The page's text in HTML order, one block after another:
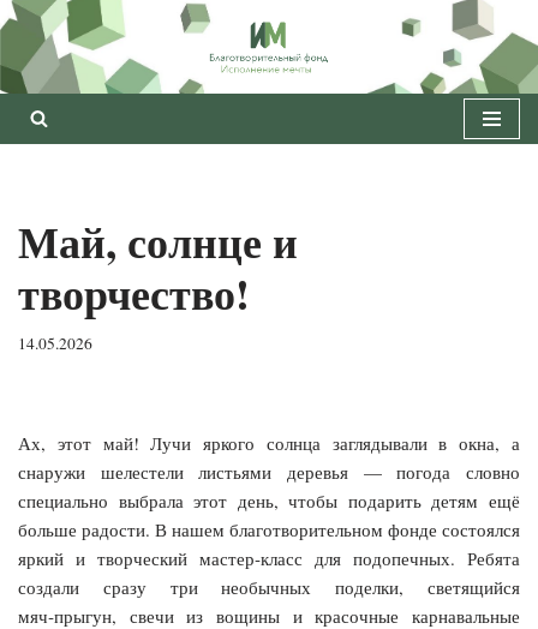
Перейти
к
содержимому
Май, солнце и
творчество!
14.05.2026
Ах, этот май! Лучи яркого солнца заглядывали в окна, а
снаружи шелестели листьями деревья — погода словно
специально выбрала этот день, чтобы подарить детям ещё
больше радости. В нашем благотворительном фонде состоялся
яркий и творческий мастер‑класс для подопечных. Ребята
создали сразу три необычных поделки, светящийся
мяч‑прыгун, свечи из вощины и красочные карнавальные